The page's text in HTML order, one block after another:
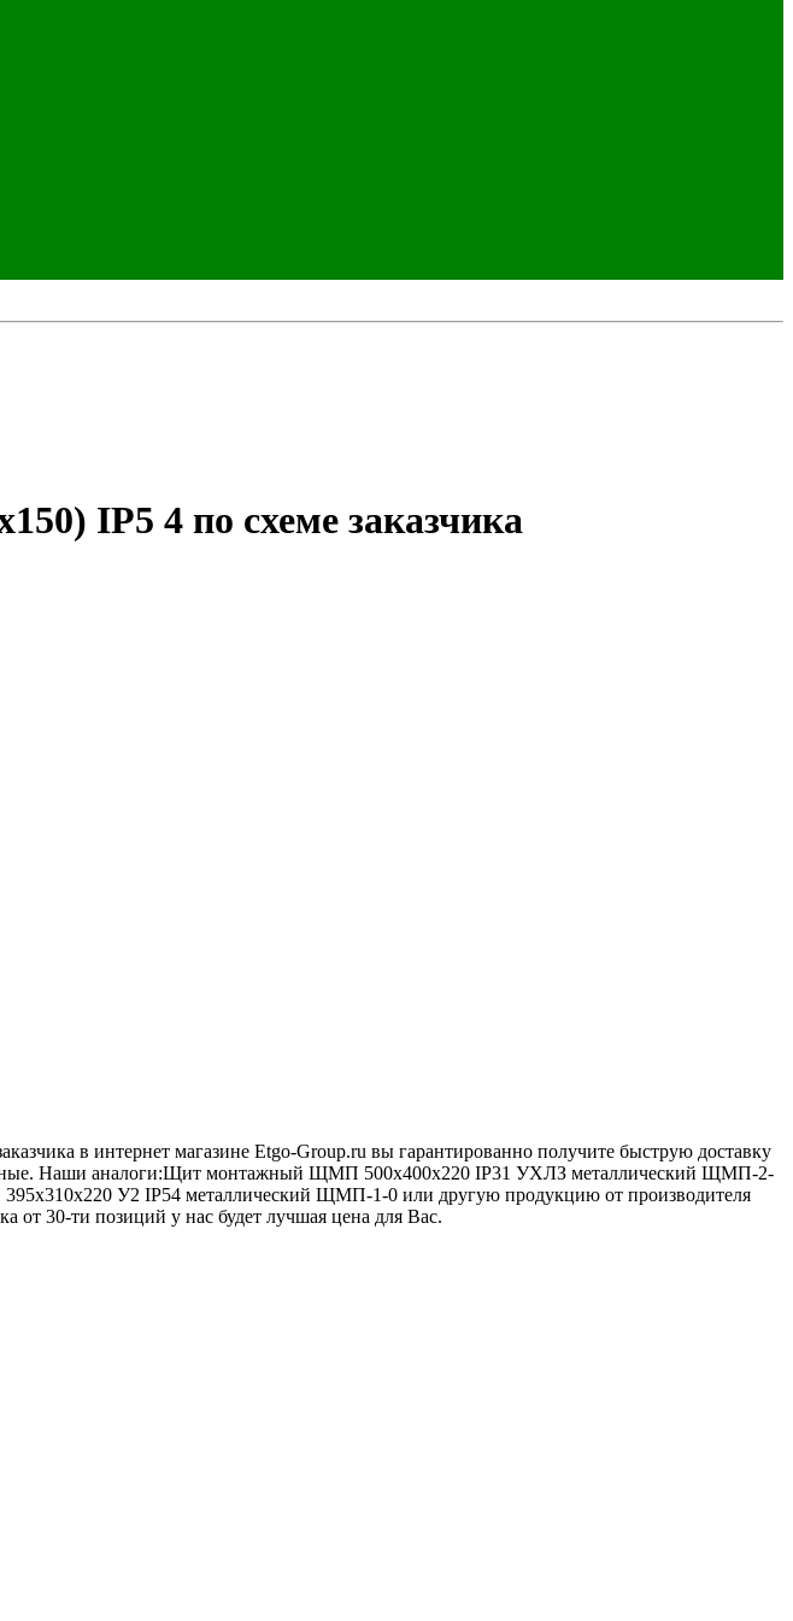
IP5 4 по схеме заказчика
в интернет магазине Etgo-Group.ru вы гарантированно получите быструю доставку
Наши аналоги:Щит монтажный ЩМП 500х400х220 IP31 УХЛЗ металлический ЩМП-2-
У2 IP54 металлический ЩМП-1-0 или другую продукцию от производителя
от 30-ти позиций у нас будет лучшая цена для Вас.